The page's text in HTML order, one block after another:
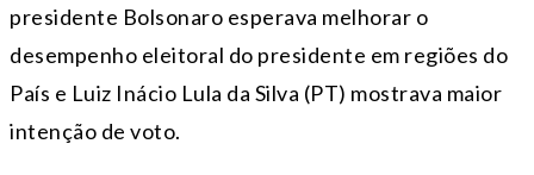
presidente Bolsonaro esperava melhorar o
desempenho eleitoral do presidente em regiões do
País e Luiz Inácio Lula da Silva (PT) mostrava maior
intenção de voto.